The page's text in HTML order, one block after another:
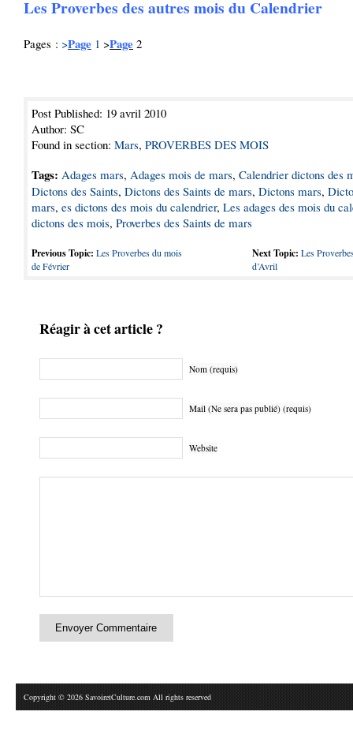
Les Proverbes des autres mois du Calendrier
Pages : >Page 1 >Page 2
Post Published: 19 avril 2010
Author: SC
Found in section: Mars, PROVERBES DES MOIS
Tags: Adages mars, Adages mois de mars, Calendrier dictons des
Dictons des Saints, Dictons des Saints de mars, Dictons mars,
mars, es dictons des mois du calendrier, Les adages des mois du
dictons des mois, Proverbes des Saints de mars
Previous Topic: Les Proverbes du mois
de Février
Next Topic: Les
d’Avril
Réagir à cet article ?
Nom (requis)
Mail (Ne sera pas publié) (requis)
Website
Copyright © 2026 SavoiretCulture.com All rights reserved